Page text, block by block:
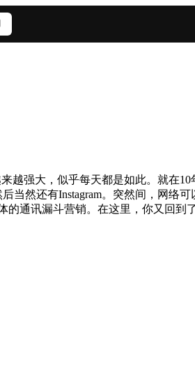
越强大，似乎每天都是如此。就在
当然还有Instagram。突然间，网络可
通讯漏斗营销。在这里，你又回到了